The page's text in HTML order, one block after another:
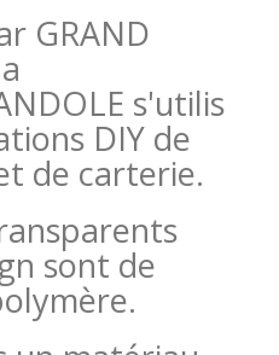
GRAND
s'utilis
DIY de
de carterie.
sont de